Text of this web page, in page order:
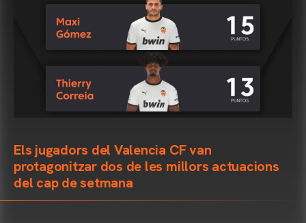
Els jugadors del Valencia CF van
protagonitzar dos de les millors actuacions
del cap de setmana